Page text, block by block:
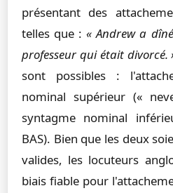
présentant des
telles que :« Andrew a
professeur qui était divorcé.
sont possibles :
nominal supérieur («
syntagme nominal
BAS). Bien que les deux
valides, les locuteurs
biais fiable pour